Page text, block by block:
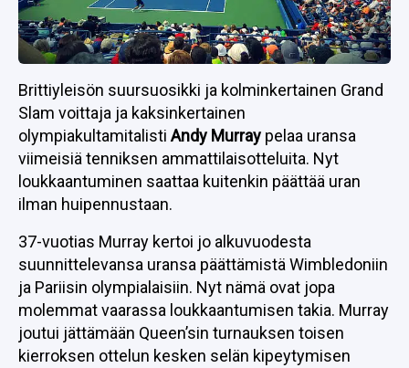
Brittiyleisön suursuosikki ja kolminkertainen Grand
Slam voittaja ja kaksinkertainen
olympiakultamitalisti Andy Murray pelaa uransa
viimeisiä tenniksen ammattilaisotteluita. Nyt
loukkaantuminen saattaa kuitenkin päättää uran
ilman huipennustaan.
37-vuotias Murray kertoi jo alkuvuodesta
suunnittelevansa uransa päättämistä Wimbledoniin
ja Pariisin olympialaisiin. Nyt nämä ovat jopa
molemmat vaarassa loukkaantumisen takia. Murray
joutui jättämään Queen’sin turnauksen toisen
kierroksen ottelun kesken selän kipeytymisen